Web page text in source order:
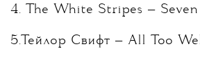
4. The White Stripes —
5.Тейлор Свифт — All Too